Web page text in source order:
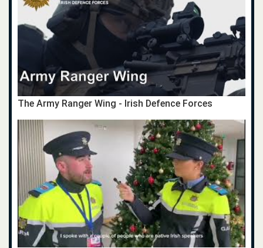
The Army Ranger Wing - Irish Defence Forces